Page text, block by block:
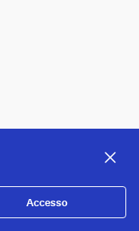
Accesso